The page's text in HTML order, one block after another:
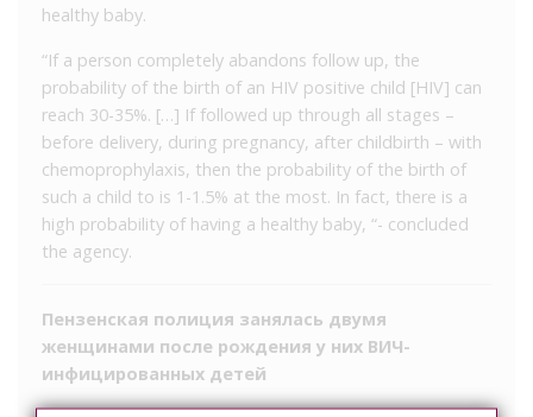
healthy baby.
“If a person completely abandons follow up, the
probability of the birth of an HIV positive child [HIV] can
reach 30-35%. […] If followed up through all stages –
before delivery, during pregnancy, after childbirth – with
chemoprophylaxis, then the probability of the birth of
such a child to is 1-1.5% at the most. In fact, there is a
high probability of having a healthy baby, “- concluded
the agency.
Пензенская полиция занялась двумя
женщинами после рождения у них ВИЧ-
инфицированных детей